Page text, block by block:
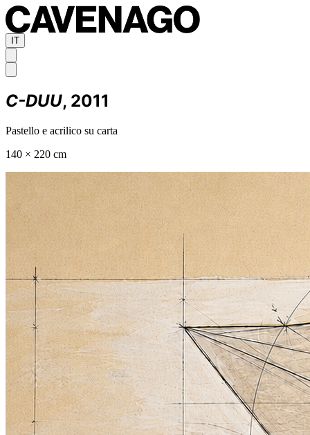
IT
C-DUU, 2011
Pastello e acrilico su carta
140 × 220 cm